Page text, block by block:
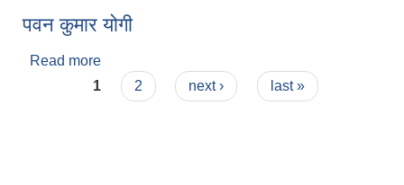
पवन कुमार योगी
Read more
Pages
1 2 next › last »